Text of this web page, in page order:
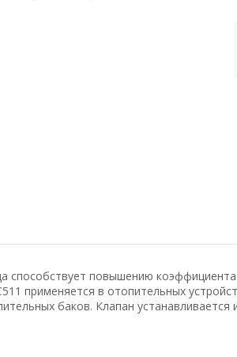
способствует повышению коэффициента
применяется в отопительных
баков. Клапан устанавливается